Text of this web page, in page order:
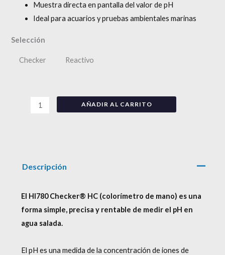
Muestra directa en pantalla del valor de pH
Ideal para acuarios y pruebas ambientales marinas
Selección
Checker Reactivo
AÑADIR AL CARRITO
Descripción
El HI780 Checker® HC (colorímetro de mano) es una
forma simple, precisa y rentable de medir el pH en
agua salada.
El pH es una medida de la concentración de iones de